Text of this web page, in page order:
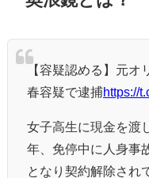
【容疑認める】元
春容疑で逮捕https://
女子高生に現金を渡
年、免停中に人身事
となり契約解除され